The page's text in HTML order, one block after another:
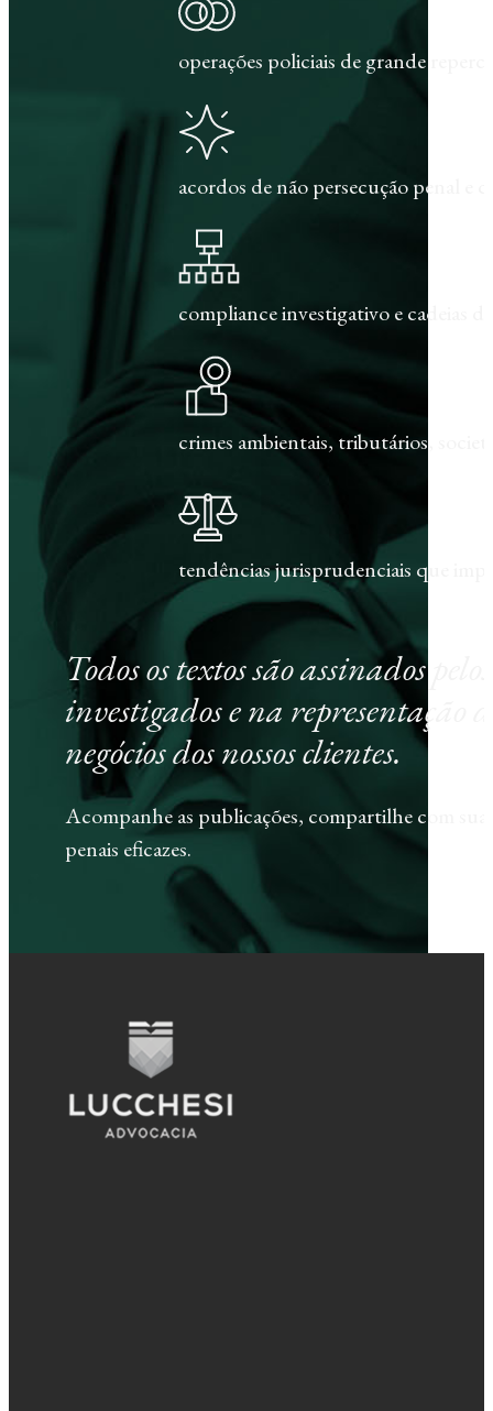
operações policiais de grande
acordos de não persecução penal e
compliance investigativo e cadeias
crimes ambientais, tributários,
tendências jurisprudenciais que
Todos os textos são assinados
investigados e na representação
negócios dos nossos clientes.
Acompanhe as publicações, compartilhe com
penais eficazes.